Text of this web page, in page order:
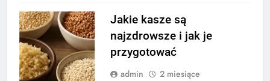
Jakie kasze są
najzdrowsze i jak je
przygotować
admin
2 miesiące